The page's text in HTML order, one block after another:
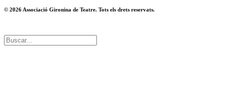
© 2026 Associació Gironina de Teatre. Tots els drets reservats.